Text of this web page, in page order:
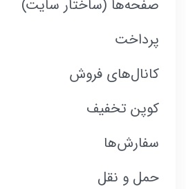
صفحه‌ها (ساختار سایت)
پرداخت
کانال‌های فروش
کوپن تخفیف
سفارش‌ها
حمل و نقل